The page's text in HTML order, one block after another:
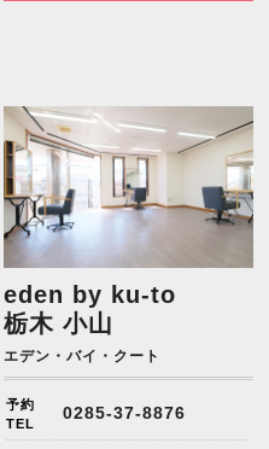
eden by ku-to
栃木 小山
エデン・バイ・クート
予約
TEL
0285-37-8876